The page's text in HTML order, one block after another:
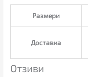
Размери
Доставка
Отзиви